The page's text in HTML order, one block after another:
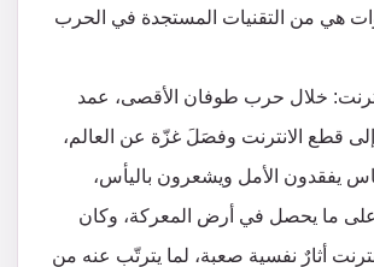
هي من التقنيات المستجدة في الحرب
خلال حرب طوفان الأقصى، عمد
إلى قطع الانترنت وفصَلَ غزّة عن العالم،
يفقدون الأمل ويشعرون باليأس،
على ما يحصل في أرض المعركة، وكان
أثارٌ نفسية صعبة، لما يترتّب عنه من